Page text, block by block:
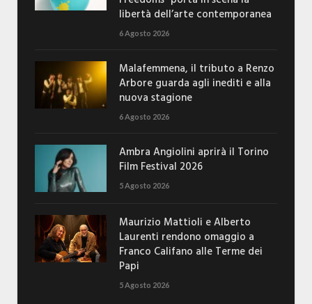
libertà dell’arte contemporanea
6 Agosto 2026
Malafemmena, il tributo a Renzo
Arbore guarda agli inediti e alla
nuova stagione
6 Agosto 2026
Ambra Angiolini aprirà il Torino
Film Festival 2026
5 Agosto 2026
Maurizio Mattioli e Alberto
Laurenti rendono omaggio a
Franco Califano alle Terme dei
Papi
5 Agosto 2026